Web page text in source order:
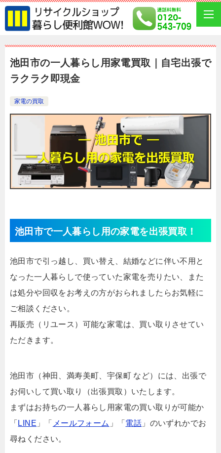
池田市の一人暮らし用家電買取｜自宅出張で
ラクラク即現金
家電の買取
池田市で一人暮らし用の家電を出張買取！
池田市で引っ越し、買い替え、結婚などに伴い不用と
なった一人暮らしで使っていた家電を売りたい、また
は処分や回収をお考えの方がおられましたらお気軽に
ご相談ください。
再販売（リユース）可能な家電は、買い取りさせてい
ただきます。
池田市（神田、満寿美町、宇保町 など）には、出張で
お伺いして買い取り（出張買取）いたします。
まずはお持ちの一人暮らし用家電の買い取りが可能か
「 LINE 」「 メールフォーム 」「 電話 」のいずれかでお
尋ねください。